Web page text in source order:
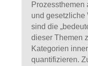
und gesetzliche
sind die
dieser Themen
Kategorien
quantifizieren.